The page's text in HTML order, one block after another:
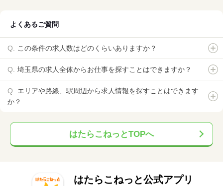
よくあるご質問
この条件の求人数はどのくらいありますか？
埼玉県の求人全体からお仕事を探すことはできますか？
エリアや路線、駅周辺から求人情報を探すことはできます
か？
はたらこねっとTOPへ
はたらこねっと公式アプリ